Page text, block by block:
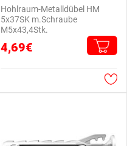
Hohlraum-Metalldübel HM
5x37SK m.Schraube
M5x43,4Stk.
4,69€